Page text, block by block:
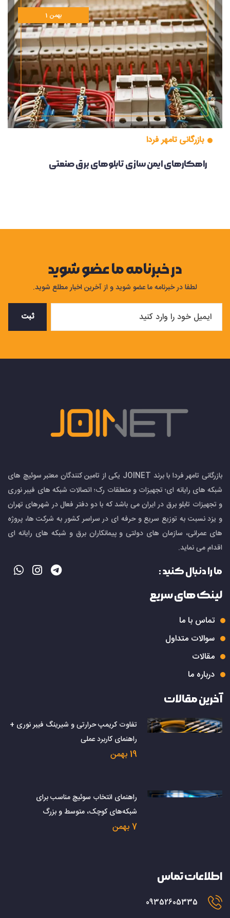
1 بهمن
بازرگانی تامهر فردا
راهکارهای ایمن سازی تابلوهای برق صنعتی
در خبرنامه ما عضو شوید
لطفا در خبرنامه ما عضو شوید و از آخرین اخبار مطلع شوید.
ثبت
بازرگانی تامهر فردا با برند JOINET یکی از تامین کنندگان معتبر سوئیچ های
شبکه های رایانه ای؛ تجهیزات و متعلقات رک؛ اتصالات شبکه های فیبر نوری
و تجهیزات تابلو برق در ایران می باشد که با دو دفتر فعال در شهرهای تهران
و یزد نسبت به توزیع سریع و حرفه ای در سراسر کشور به شرکت ها، پروژه
های عمرانی، سازمان های دولتی و پیمانکاران برق و شبکه های رایانه ای
اقدام می نماید.
ما را دنبال کنید :
لینک های سریع
تماس با ما
سوالات متداول
مقالات
درباره ما
آخرین مقالات
تفاوت کریمپ حرارتی و شیرینگ فیبر نوری +
راهنمای کاربرد عملی
19 بهمن
راهنمای انتخاب سوئیچ مناسب برای
شبکه‌های کوچک، متوسط و بزرگ
7 بهمن
اطلاعات تماس
09352605335